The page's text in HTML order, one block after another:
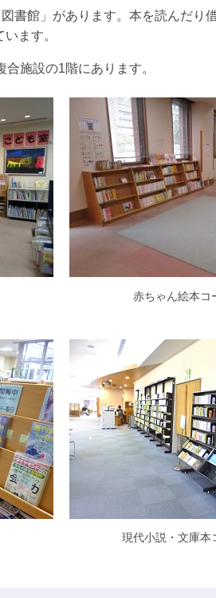
書館」があります。本を読んだり
ます。
施設の1階にあります。
赤ちゃん絵本コ
現代小説・文庫本